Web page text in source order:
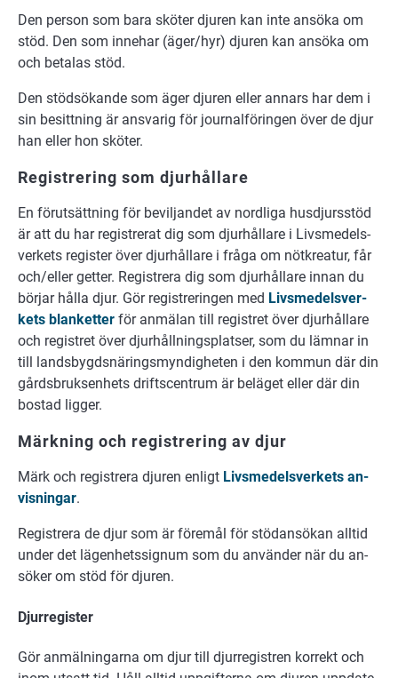
Den person som bara sköter djuren kan inte ansöka om
stöd. Den som innehar (äger/hyr) djuren kan ansöka om
och betalas stöd.
Den stödsökande som äger djuren eller annars har dem i
sin besittning är ansvarig för journalföringen över de djur
han eller hon sköter.
Registrering som djurhållare
En för­ut­sätt­ning för be­vil­jan­det av nord­li­ga hus­djurs­stöd
är att du har re­gi­stre­rat dig som djur­hål­la­re i Livsmedels­
ver­kets re­gis­ter över djur­hål­la­re i frå­ga om nöt­kre­a­tur, får
och/el­ler get­ter. Re­gi­stre­ra dig som djur­hål­la­re in­nan du
bör­jar hål­la djur. Gör re­gi­stre­ring­en med Livs­me­dels­ver­
kets blan­ket­ter för an­mä­lan till re­gist­ret över djur­hål­la­re
och re­gist­ret över djur­håll­nings­plat­ser, som du läm­nar in
till lands­bygds­nä­rings­myn­dig­he­ten i den kom­mun där din
gårds­bruksen­hets drift­scen­trum är be­lä­get el­ler där din
bo­stad lig­ger.
Märkning och registrering av djur
Märk och re­gi­stre­ra dju­ren en­ligt Livs­me­dels­ver­kets an­
vis­ning­ar.
Re­gi­stre­ra de djur som är fö­re­mål för stö­dan­sö­kan all­tid
un­der det lä­gen­hets­sig­num som du an­vän­der när du an­
sö­ker om stöd för dju­ren.
Djurregister
Gör an­mäl­ning­ar­na om djur till djur­re­gist­ren kor­rekt och